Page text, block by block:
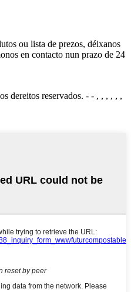
ou lista de prezos, déixanos
en contacto nun prazo de 24
dereitos reservados. - - , , , , , ,